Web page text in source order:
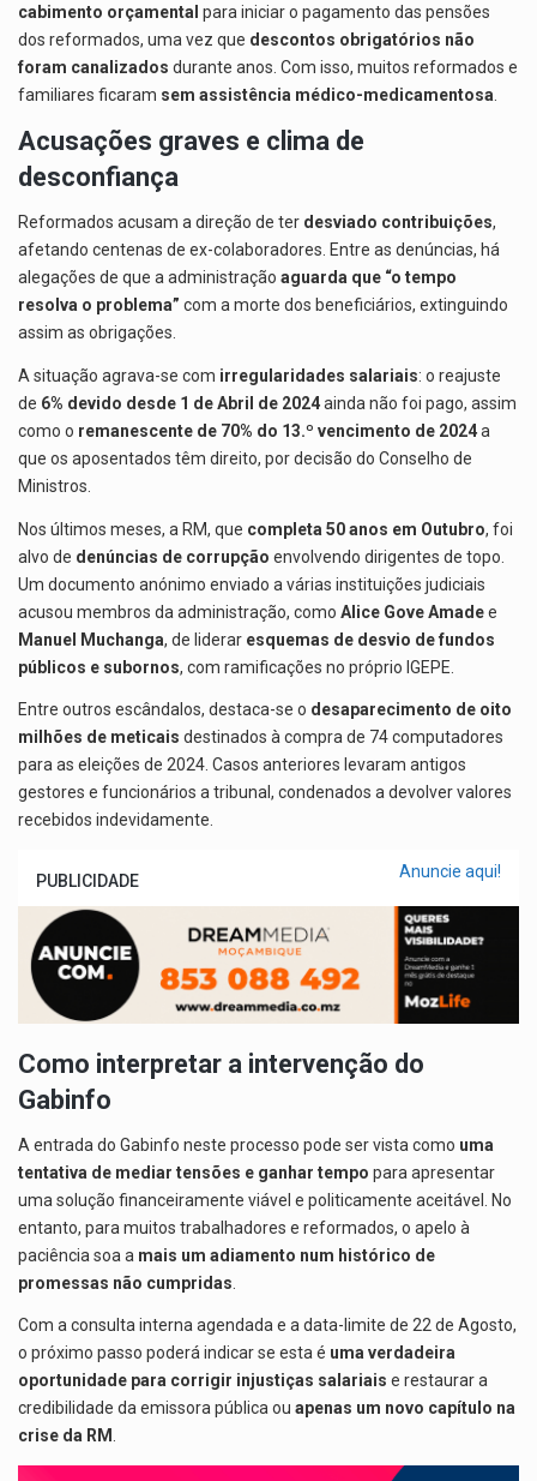
cabimento orçamental para iniciar o pagamento das pensões
dos reformados, uma vez que descontos obrigatórios não
foram canalizados durante anos. Com isso, muitos reformados e
familiares ficaram sem assistência médico-medicamentosa
Acusações graves e clima de
desconfiança
Reformados acusam a direção de ter desviado contribuições,
afetando centenas de ex-colaboradores. Entre as denúncias, há
alegações de que a administração aguarda que “o tempo
resolva o problema” com a morte dos beneficiários, extinguindo
assim as obrigações.
A situação agrava-se com irregularidades salariais: o reajuste
de 6% devido desde 1 de Abril de 2024ainda não foi pago, assim
como o remanescente de 70% do 13.º vencimento de 2024a
que os aposentados têm direito, por decisão do Conselho de
Ministros.
Nos últimos meses, a RM, que completa 50 anos em Outubro, foi
alvo de denúncias de corrupção envolvendo dirigentes de topo.
Um documento anónimo enviado a várias instituições judiciais
acusou membros da administração, como Alice Gove Amadee
Manuel Muchanga, de liderar esquemas de desvio de fundos
públicos e subornos, com ramificações no próprio IGEPE.
Entre outros escândalos, destaca-se o desaparecimento de oito
milhões de meticais destinados à compra de 74 computadores
para as eleições de 2024. Casos anteriores levaram antigos
gestores e funcionários a tribunal, condenados a devolver valores
recebidos indevidamente.
PUBLICIDADE Anuncie aqui!
Como interpretar a intervenção do
Gabinfo
A entrada do Gabinfo neste processo pode ser vista como uma
tentativa de mediar tensões e ganhar tempo para apresentar
uma solução financeiramente viável e politicamente aceitável. No
entanto, para muitos trabalhadores e reformados, o apelo à
paciência soa a mais um adiamento num histórico de
promessas não cumpridas
Com a consulta interna agendada e a data-limite de 22 de Agosto,
o próximo passo poderá indicar se esta é uma verdadeira
oportunidade para corrigir injustiças salariais e restaurar a
credibilidade da emissora pública ou apenas um novo capítulo na
crise da RM